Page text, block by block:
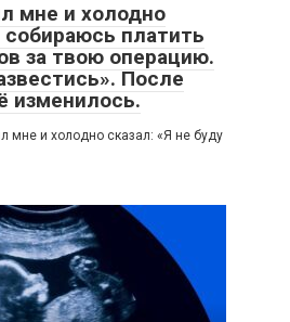
мне и холодно
собираюсь платить
за твою операцию.
После
изменилось.
мне и холодно сказал: «Я не буду